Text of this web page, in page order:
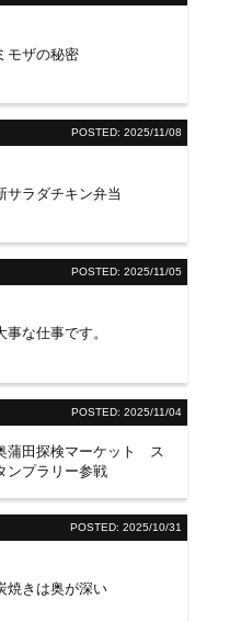
モザの秘密
POSTED: 2025/11/08
サラダチキン弁当
POSTED: 2025/11/05
事な仕事です。
POSTED: 2025/11/04
蒲田探検マーケット ス
ンプラリー参戦
POSTED: 2025/10/31
焼きは奥が深い